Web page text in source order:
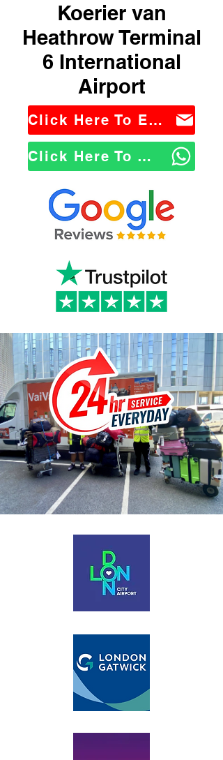
Koerier van
Heathrow Terminal
6 International
Airport
Click Here To Email Us
Click Here To WhatsApp Us